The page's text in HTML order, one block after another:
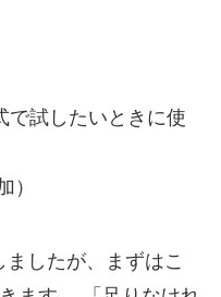
で試したいときに使
）
したが、まずはこ